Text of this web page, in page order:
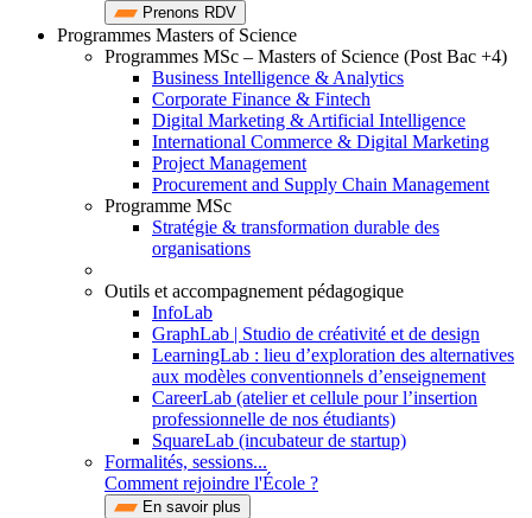
Prenons RDV
Programmes Masters of Science
Programmes MSc – Masters of Science (Post Bac +4)
Business Intelligence & Analytics
Corporate Finance & Fintech
Digital Marketing & Artificial Intelligence
International Commerce & Digital Marketing
Project Management
Procurement and Supply Chain Management
Programme MSc
Stratégie & transformation durable des
organisations
Outils et accompagnement pédagogique
InfoLab
GraphLab | Studio de créativité et de design
LearningLab : lieu d’exploration des alternatives
aux modèles conventionnels d’enseignement
CareerLab (atelier et cellule pour l’insertion
professionnelle de nos étudiants)
SquareLab (incubateur de startup)
Formalités, sessions...
Comment rejoindre l'École ?
En savoir plus